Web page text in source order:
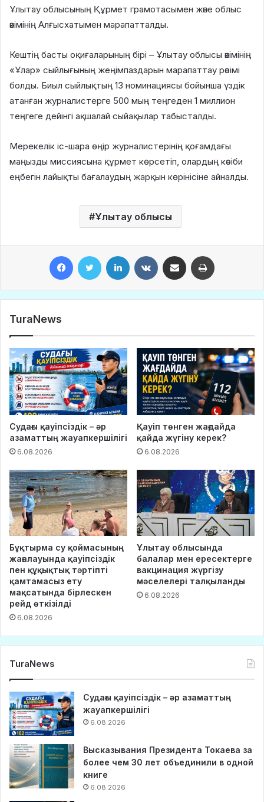
Ұлытау облысының Құрмет грамотасымен және облыс
әкімінің Алғысхатымен марапатталды.
Кештің басты оқиғаларының бірі – Ұлытау облысы әкімінің
«Ұлар» сыйлығының жеңімпаздарын марапаттау рәсімі
болды. Биыл сыйлықтың 13 номинациясы бойынша үздік
атанған журналистерге 500 мың теңгеден 1 миллион
теңгеге дейінгі ақшалай сыйақылар табысталды.
Мерекелік іс-шара өңір журналистерінің қоғамдағы
маңызды миссиясына құрмет көрсетіп, олардың кәсіби
еңбегін лайықты бағалаудың жарқын көрінісіне айналды.
Ұлытау облысы
TuraNews
Судағы қауіпсіздік – әр
азаматтың жауапкершілігі
6.08.2026
Қауіп төнген жағдайда
қайда жүгіну керек?
6.08.2026
Бұқтырма су қоймасының
жағалауында қауіпсіздік
пен құқықтық тәртіпті
қамтамасыз ету
мақсатында бірлескен
рейд өткізілді
6.08.2026
Ұлытау облысында
балалар мен ересектерге
вакцинация жүргізу
мәселелері талқыланды
6.08.2026
TuraNews
Судағы қауіпсіздік – әр азаматтың
жауапкершілігі
6.08.2026
Высказывания Президента Токаева за
более чем 30 лет объединили в одной
книге
6.08.2026